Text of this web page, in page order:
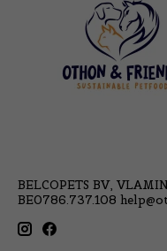
BELCOPETS BV,
BE0786.737.108